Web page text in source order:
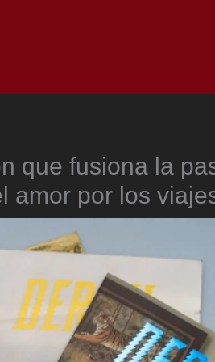
que fusiona la
amor por los